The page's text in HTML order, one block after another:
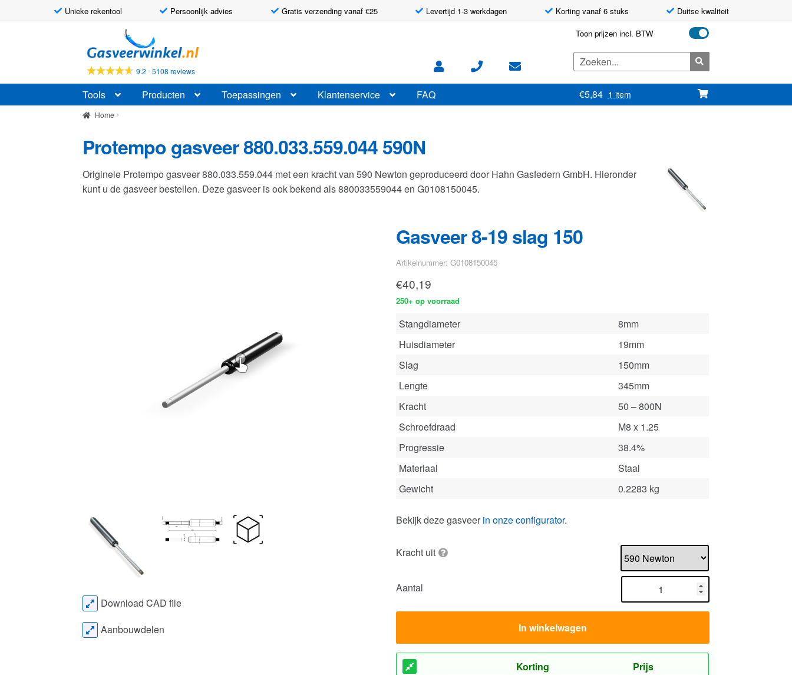
Unieke rekentool Persoonlijk advies Gratis verzending vanaf €25 Levertijd 1-3 werkdagen Korting vanaf 6 stuks Duitse kwaliteit
door
naar
navigatie
naar
de
inhoud
9.2 -5108 reviews
Toon prijzen incl. BTW
Zoeken
naar:
Tools Producten Toepassingen Klantenservice FAQ €5,84 1 item
Home
Protempo gasveer 880.033.559.044 590N
Originele Protempo gasveer 880.033.559.044 met een kracht van 590 Newton geproduceerd door Hahn Gasfedern GmbH. Hieronder
kunt u de gasveer bestellen. Deze gasveer is ook bekend als 880033559044 en G0108150045.
Gasveer 8-19 slag 150
Artikelnummer: G0108150045
€40,19
250+ op voorraad
Stangdiameter
8mm
Huisdiameter
19mm
Slag
150mm
Lengte
345mm
Kracht
50 – 800N
Schroefdraad
M8 x 1.25
Progressie
38.4%
Materiaal
Staal
Gewicht
0.2283 kg
Bekijk deze gasveer in onze configurator.
Kracht uit
Aantal
In winkelwagen
Korting
Prijs
Download CAD file
Aanbouwdelen